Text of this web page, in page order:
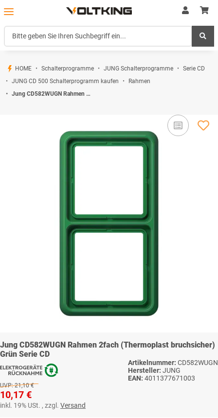
HOME Schalterprogramme JUNG Schalterprogramme
Serie CD
JUNG CD 500 Schalterprogramm kaufen
Rahmen
Jung CD582WUGN Rahmen 2fach (Thermoplast bruchsicher) Grün Serie CD
Jung CD582WUGN Rahmen 2fach (Thermoplast bruchsicher)
Grün Serie CD
Artikelnummer: CD582WUGN
Hersteller: JUNG
EAN: 4011377671003
UVP: 21,10 €
10,17 €
inkl. 19% USt. , zzgl. Versand